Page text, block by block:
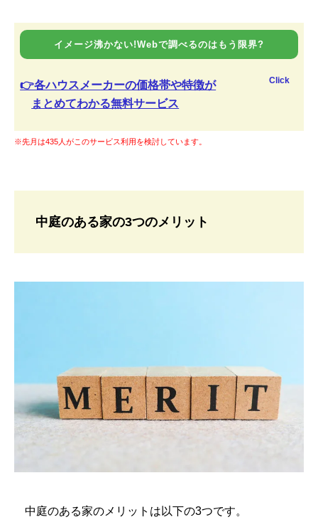
イメージ沸かない!Webで調べるのはもう限界?
👉各ハウスメーカーの価格帯や特徴が
まとめてわかる無料サービス
Click
※先月は435人がこのサービス利用を検討しています。
中庭のある家の3つのメリット
中庭のある家のメリットは以下の3つです。